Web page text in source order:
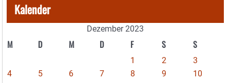
Kalender
Dezember 2023
M D M D F S S
1 2
3
4
5 6 7 8 9
10